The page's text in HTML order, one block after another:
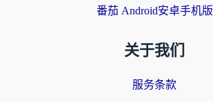
番茄 Android安卓手机版
关于我们
服务条款